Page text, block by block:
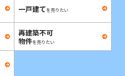
一戸建てを売りたい
再建築不可
物件を売りたい